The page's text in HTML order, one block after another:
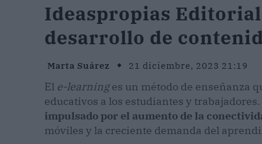
Ideaspropias
desarrollo de
Marta Suárez 21 diciembre, 2023 21:19
El e-learninges un método de enseñanza
educativos a los estudiantes y
impulsado por el aumento de la
móviles y la creciente demanda del